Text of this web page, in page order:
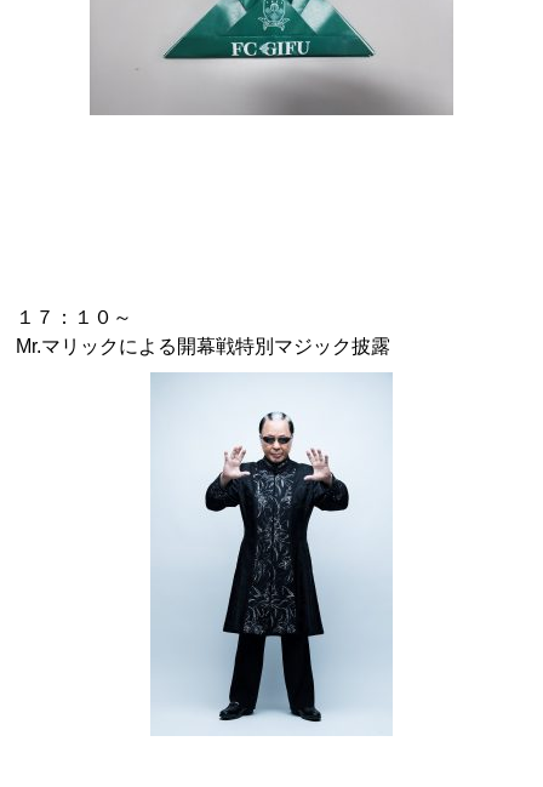
１７：１０～
Mr.マリックによる開幕戦特別マジック披露